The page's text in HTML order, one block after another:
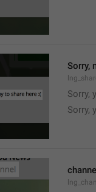
Sorry,
Sorry,
Sorry,